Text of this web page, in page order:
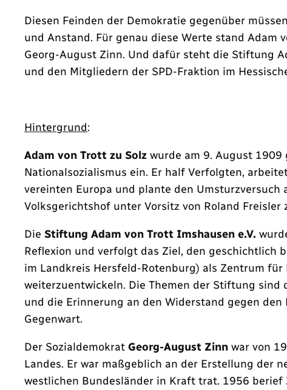
Diesen Feinden der Demokratie gegenüber
und Anstand. Für genau diese Werte stand Adam
Georg-August Zinn. Und dafür steht die Stiftung
und den Mitgliedern der SPD-Fraktion im
Hintergrund:
Adam von Trott zu Solz wurde am 9. August
Nationalsozialismus ein. Er half Verfolgten,
vereinten Europa und plante den
Volksgerichtshof unter Vorsitz von Roland
Die Stiftung Adam von Trott Imshausen e.V.
Reflexion und verfolgt das Ziel, den geschichtlich
im Landkreis Hersfeld-Rotenburg) als Zentrum
weiterzuentwickeln. Die Themen der Stiftung
und die Erinnerung an den Widerstand gegen
Gegenwart.
Der Sozialdemokrat Georg-August Zinn war von
Landes. Er war maßgeblich an der Erstellung der
westlichen Bundesländer in Kraft trat. 1956